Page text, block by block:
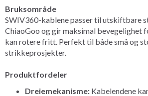
Bruksområde
SWIV360-kablene passer til utskiftbare
ChiaoGoo og gir maksimal bevegelighet
kan rotere fritt. Perfekt til både små og
strikkeprosjekter.
Produktfordeler
Dreiemekanisme: Kabelendene